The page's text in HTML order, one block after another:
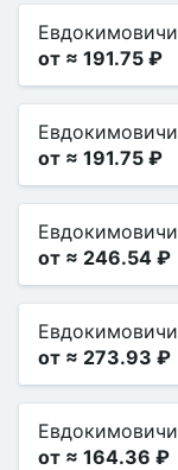
Евдокимовичи
от ≈ 191.75 ₽
Евдокимовичи
от ≈ 191.75 ₽
Евдокимовичи
от ≈ 246.54 ₽
Евдокимовичи
от ≈ 273.93 ₽
Евдокимовичи
от ≈ 164.36 ₽